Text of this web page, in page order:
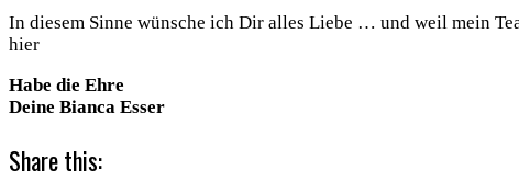
In diesem Sinne wünsche ich Dir alles Liebe … und weil mein
hier
Habe die Ehre
Deine Bianca Esser
Share this: